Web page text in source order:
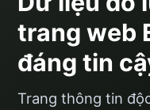
trang web
đáng tin
Trang thông tin